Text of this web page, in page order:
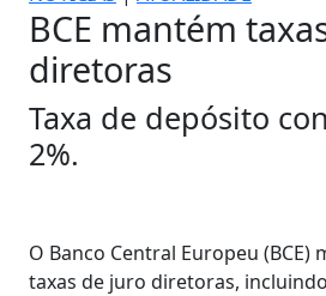
BCE mantém
diretoras
Taxa de depósito
2%.
O Banco Central Europeu (BCE)
taxas de juro diretoras,